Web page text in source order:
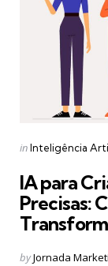
Categories
Posted
inInteligência
IA para
Precisas:
Posted
byJornada